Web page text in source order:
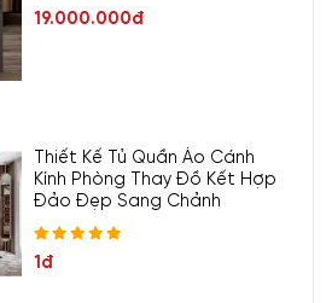
Chinh, phường Bảy Hiền, Tp
19.000.000đ
Thiết Kế Tủ Quần Áo Cánh
Kính Phòng Thay Đồ Kết Hợp
Đảo Đẹp Sang Chảnh
1đ